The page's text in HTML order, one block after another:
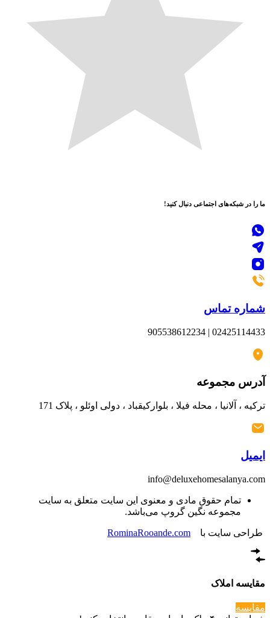
ما را در شبکه‌های اجتماعی دنبال کنید!
شماره تماس
02425114433 | 905538612234
آدرس مجموعه
ترکیه ، آلانیا ، محله فیلا ، بلوارکیقباد ، دولی اوئلو ، پلاک 171
ایمیل
info@deluxehomesalanya.com
تمام حقوق مادی و معنوی این سایت متعلق به سایت
مجموعه نگین گروپ می‌باشد.
طراحی سایت با RominaRooande.com
مقایسه املاک
مقایسه